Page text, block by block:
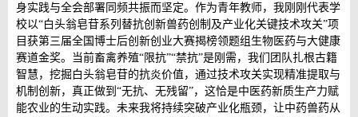
身实践与全会部署同频共振而坚定。作为青年教师，我刚刚代表学
校以“白头翁皂苷系列替抗创新兽药创制及产业化关键技术攻关”项
目获第三届全国博士后创新创业大赛揭榜领题组生物医药与大健康
赛道金奖。当前畜禽养殖“限抗”“禁抗”是刚需，我们团队扎根古籍
智慧，挖掘白头翁皂苷的抗炎价值，通过技术攻关实现精准提取与
机制创新，真正做到“无抗、无残留”，这恰是中医药新质生产力赋
能农业的生动实践。未来我将持续突破产业化瓶颈，让中药兽药从